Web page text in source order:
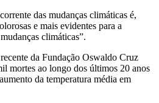
das mudanças climáticas é,
e mais evidentes para a
climáticas”.
da Fundação Oswaldo Cruz
mortes ao longo dos últimos 20 anos
da temperatura média em